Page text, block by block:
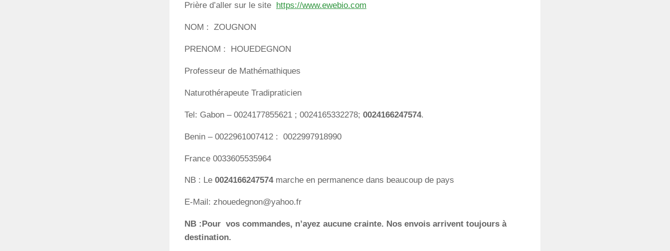
Prière d’aller sur le site https://www.ewebio.com
NOM : ZOUGNON
PRENOM : HOUEDEGNON
Professeur de Mathémathiques
Naturothérapeute Tradipraticien
Tel: Gabon – 0024177855621 ; 0024165332278; 0024166247574.
Benin – 0022961007412 : 0022997918990
France 0033605535964
NB : Le 0024166247574marche en permanence dans beaucoup de pays
E-Mail: zhouedegnon@yahoo.fr
NB :Pour vos commandes, n’ayez aucune crainte. Nos envois arrivent toujours à
destination.